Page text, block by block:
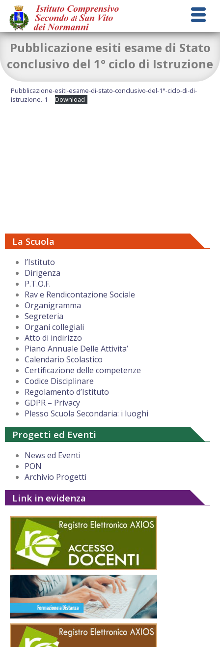
La Scuola
l’Istituto
Dirigenza
P.T.O.F.
Rav e Rendicontazione Sociale
Organigramma
Segreteria
Organi collegiali
Atto di indirizzo
Piano Annuale Delle Attivita’
Calendario Scolastico
Certificazione delle competenze
Codice Disciplinare
Regolamento d’Istituto
GDPR – Privacy
Plesso Scuola Secondaria: i luoghi
Progetti ed Eventi
News ed Eventi
PON
Archivio Progetti
Link in evidenza
Pubblicazione esiti esame di Stato
conclusivo del 1° ciclo di Istruzione
Pubblicazione-esiti-esame-di-stato-conclusivo-del-1°-ciclo-di-di-
istruzione.-1
Download